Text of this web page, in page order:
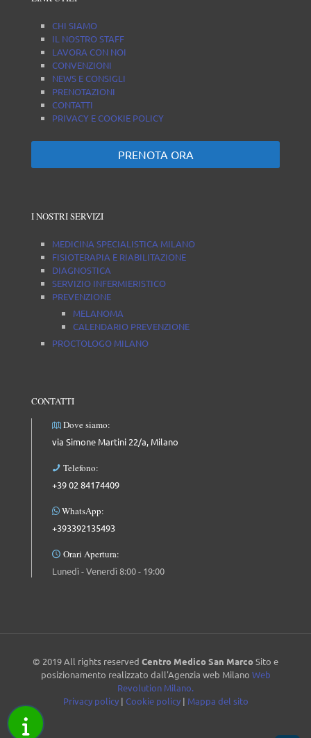
CHI SIAMO
IL NOSTRO STAFF
LAVORA CON NOI
CONVENZIONI
NEWS E CONSIGLI
PRENOTAZIONI
CONTATTI
PRIVACY E COOKIE POLICY
PRENOTA ORA
I NOSTRI SERVIZI
MEDICINA SPECIALISTICA MILANO
FISIOTERAPIA E RIABILITAZIONE
DIAGNOSTICA
SERVIZIO INFERMIERISTICO
PREVENZIONE
MELANOMA
CALENDARIO PREVENZIONE
PROCTOLOGO MILANO
CONTATTI
Dove siamo:
via Simone Martini 22/a, Milano
Telefono:
+39 02 84174409
WhatsApp:
+393392135493
Orari Apertura:
Lunedì - Venerdì 8:00 - 19:00
© 2019 All rights reserved Centro Medico San MarcoSito e
posizionamento realizzato dall'Agenzia web Milano Web
Revolution Milano.
Privacy policy| Cookie policy| Mappa del sito